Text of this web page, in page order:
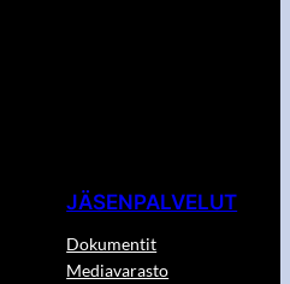
JÄSENPALVELUT
Dokumentit
Mediavarasto